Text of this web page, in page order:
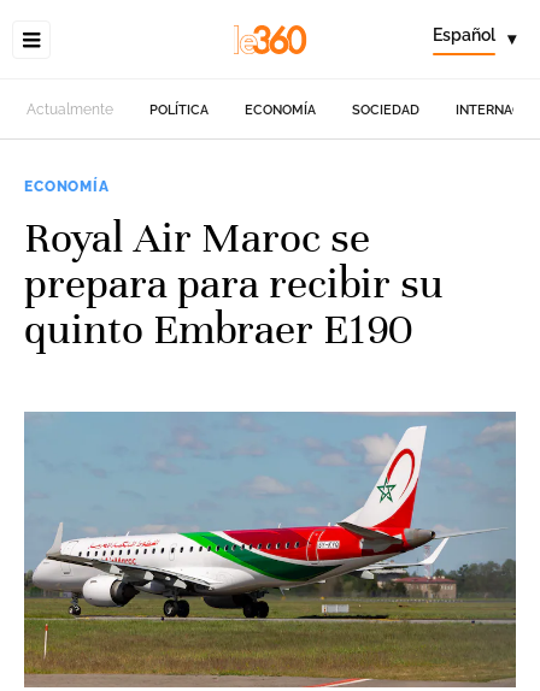
Español ▾
Actualmente POLÍTICA ECONOMÍA SOCIEDAD
ECONOMÍA
Royal Air Maroc se
prepara para recibir su
quinto Embraer E190